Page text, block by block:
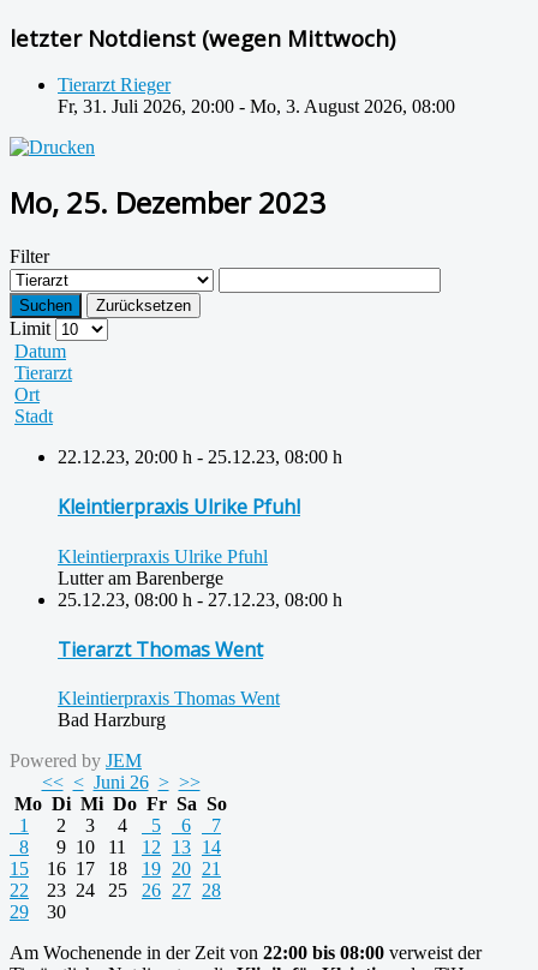
letzter Notdienst (wegen Mittwoch)
Tierarzt Rieger
Fr, 31. Juli 2026, 20:00 - Mo, 3. August 2026, 08:00
Mo, 25. Dezember 2023
Filter
Suchen Zurücksetzen
Limit
Datum
Tierarzt
Ort
Stadt
22.12.23, 20:00 h - 25.12.23, 08:00 h
Kleintierpraxis Ulrike Pfuhl
Kleintierpraxis Ulrike Pfuhl
Lutter am Barenberge
25.12.23, 08:00 h - 27.12.23, 08:00 h
Tierarzt Thomas Went
Kleintierpraxis Thomas Went
Bad Harzburg
Powered by JEM
<< < Juni 26 > >>
Mo Di Mi Do Fr Sa So
1
2 3 4 5 6
7
8
9 10 11 12 13 14
15
16 17 18 19 20 21
22
23 24 25 26 27 28
29
30
Am Wochenende in der Zeit von 22:00 bis 08:00 verweist der